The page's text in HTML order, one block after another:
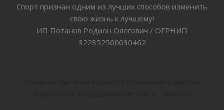
Спорт признан одним из лучших способов изменить
свою жизнь к лучшему!
ИП Потанов Родион Олегович / ОГРНИП
322352500030462